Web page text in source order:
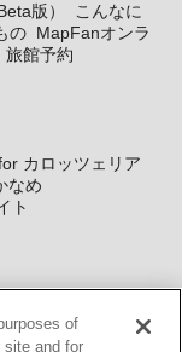
版）
こんなに
の MapFanオンラ
旅館予約
カロッツェリア
なめ
ト
・システム向け地
of
site and for